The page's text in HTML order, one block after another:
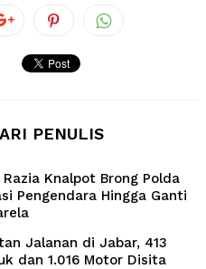
PENULIS
Knalpot Brong Polda
Pengendara Hingga Ganti
Jalanan di Jabar, 413
dan 1.016 Motor Disita